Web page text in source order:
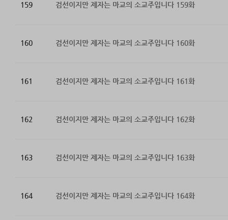
159 검선이지만 제자는 마교의 소교주입니다 159화
160 검선이지만 제자는 마교의 소교주입니다 160화
161 검선이지만 제자는 마교의 소교주입니다 161화
162 검선이지만 제자는 마교의 소교주입니다 162화
163 검선이지만 제자는 마교의 소교주입니다 163화
164 검선이지만 제자는 마교의 소교주입니다 164화